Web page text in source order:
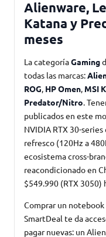
Alienware,
Katana y
meses
La categoríaGaming
todas las marcas:
ROG, HP Omen, MSI
Predator/Nitro.
publicados en este
NVIDIA RTX 30-
refresco (120Hz a
ecosistema cross-
reacondicionado en
$549.990 (RTX 3050)
Comprar un
SmartDeal te da
pagar nuevas: un